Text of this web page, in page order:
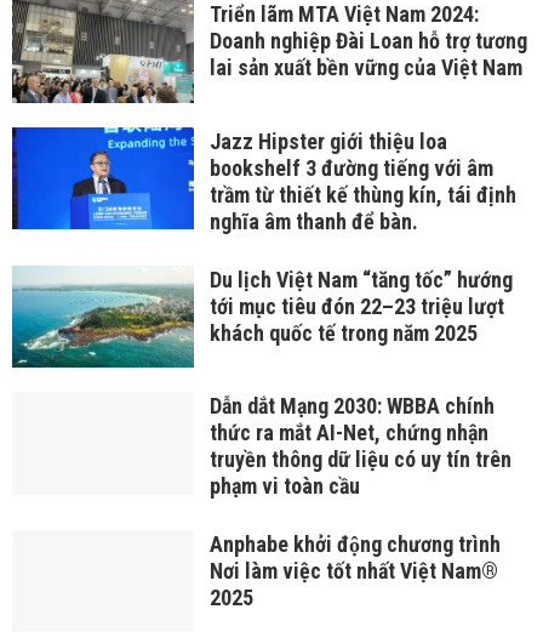
Triển lãm MTA Việt Nam 2024:
Doanh nghiệp Đài Loan hỗ trợ tương
lai sản xuất bền vững của Việt Nam
Jazz Hipster giới thiệu loa
bookshelf 3 đường tiếng với âm
trầm từ thiết kế thùng kín, tái định
nghĩa âm thanh để bàn.
Du lịch Việt Nam “tăng tốc” hướng
tới mục tiêu đón 22–23 triệu lượt
khách quốc tế trong năm 2025
Dẫn dắt Mạng 2030: WBBA chính
thức ra mắt AI-Net, chứng nhận
truyền thông dữ liệu có uy tín trên
phạm vi toàn cầu
Anphabe khởi động chương trình
Nơi làm việc tốt nhất Việt Nam®
2025